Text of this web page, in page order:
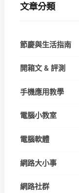
文章分類
節慶與生活指南
開箱文 & 評測
手機應用教學
電腦小教室
電腦軟體
網路大小事
網路社群